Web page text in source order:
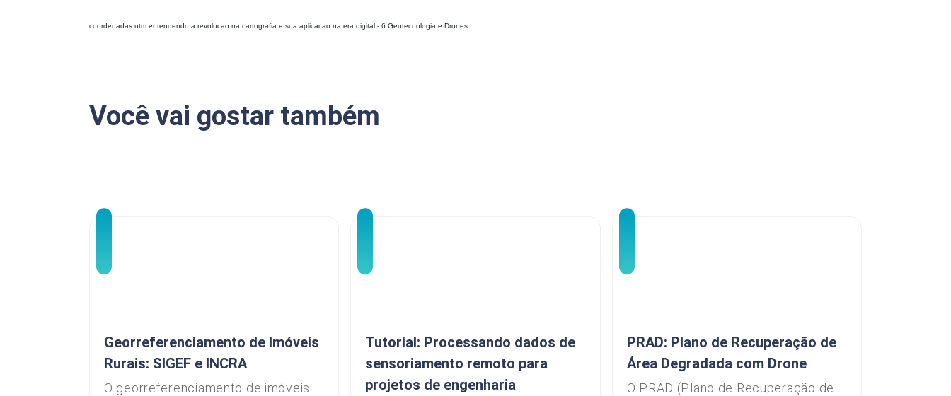
coordenadas utm entendendo a revolucao na cartografia e sua aplicacao na era digital - 6 Geotecnologia e Drones
Você vai gostar também
Georreferenciamento de Imóveis
Rurais: SIGEF e INCRA
O georreferenciamento de imóveis
Tutorial: Processando dados de
sensoriamento remoto para
projetos de engenharia
PRAD: Plano de Recuperação de
Área Degradada com Drone
O PRAD (Plano de Recuperação de